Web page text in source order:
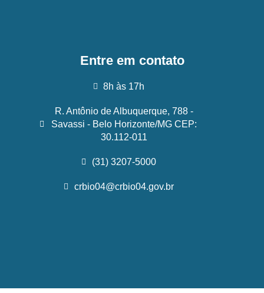
Entre em contato
8h às 17h
R. Antônio de Albuquerque, 788 -
Savassi - Belo Horizonte/MG CEP:
30.112-011
(31) 3207-5000
crbio04@crbio04.gov.br